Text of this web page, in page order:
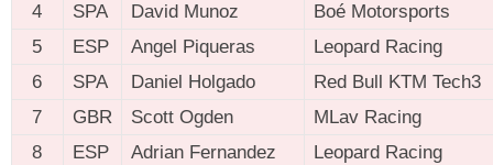
4
SPA David Munoz
Boé Motorsports
5
ESP Angel Piqueras
Leopard Racing
6
SPA Daniel Holgado
Red Bull KTM Tech3
7
GBR Scott Ogden
MLav Racing
8
ESP Adrian Fernandez
Leopard Racing